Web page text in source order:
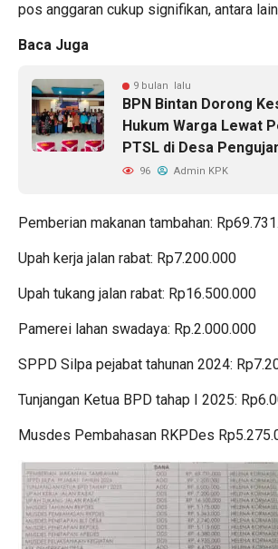
pos anggaran cukup signifikan, antara
Baca Juga
9 bulan lalu
BPN Bintan Dorong
Hukum Warga Lewat
PTSL di Desa
96 Admin KPK
Pemberian makanan tambahan:
Upah kerja jalan rabat: Rp7.200.000
Upah tukang jalan rabat: Rp16.500.000
Pamerei lahan swadaya: Rp.2.000.000
SPPD Silpa pejabat tahunan 2024:
Tunjangan Ketua BPD tahap I 2025:
Musdes Pembahasan RKPDes